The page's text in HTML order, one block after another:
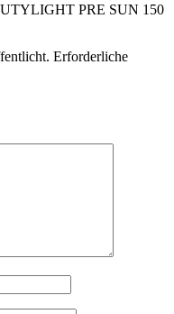
PRE SUN 150
Erforderliche